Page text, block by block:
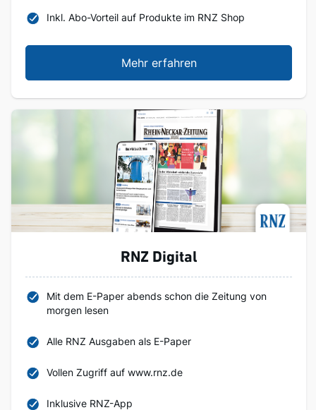
Inkl. Abo-Vorteil auf Produkte im RNZ Shop
Mehr erfahren
RNZ Digital
Mit dem E-Paper abends schon die Zeitung von
morgen lesen
Alle RNZ Ausgaben als E-Paper
Vollen Zugriff auf www.rnz.de
Inklusive RNZ-App